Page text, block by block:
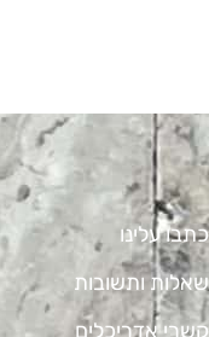
כתבו עלינו
שאלות ותשובות
קשרי אדריכלים